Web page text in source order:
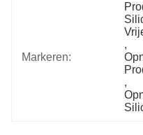
Markeren:
,
,